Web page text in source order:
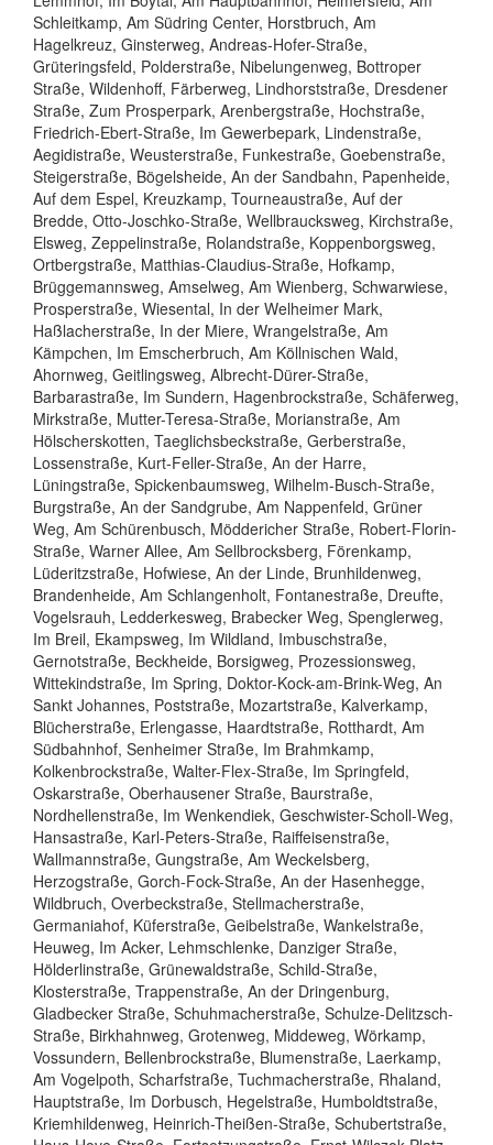
Schleitkamp, Am Südring Center, Horstbruch, Am
Hagelkreuz, Ginsterweg, Andreas-Hofer-Straße,
Grüteringsfeld, Polderstraße, Nibelungenweg, Bottroper
Straße, Wildenhoff, Färberweg, Lindhorststraße, Dresdener
Straße, Zum Prosperpark, Arenbergstraße, Hochstraße,
Friedrich-Ebert-Straße, Im Gewerbepark, Lindenstraße,
Aegidistraße, Weusterstraße, Funkestraße, Goebenstraße,
Steigerstraße, Bögelsheide, An der Sandbahn, Papenheide,
Auf dem Espel, Kreuzkamp, Tourneaustraße, Auf der
Bredde, Otto-Joschko-Straße, Wellbraucksweg, Kirchstraße,
Elsweg, Zeppelinstraße, Rolandstraße, Koppenborgsweg,
Ortbergstraße, Matthias-Claudius-Straße, Hofkamp,
Brüggemannsweg, Amselweg, Am Wienberg, Schwarwiese,
Prosperstraße, Wiesental, In der Welheimer Mark,
Haßlacherstraße, In der Miere, Wrangelstraße, Am
Kämpchen, Im Emscherbruch, Am Köllnischen Wald,
Ahornweg, Geitlingsweg, Albrecht-Dürer-Straße,
Barbarastraße, Im Sundern, Hagenbrockstraße, Schäferweg,
Mirkstraße, Mutter-Teresa-Straße, Morianstraße, Am
Hölscherskotten, Taeglichsbeckstraße, Gerberstraße,
Lossenstraße, Kurt-Feller-Straße, An der Harre,
Lüningstraße, Spickenbaumsweg, Wilhelm-Busch-Straße,
Burgstraße, An der Sandgrube, Am Nappenfeld, Grüner
Weg, Am Schürenbusch, Möddericher Straße, Robert-Florin-
Straße, Warner Allee, Am Sellbrocksberg, Förenkamp,
Lüderitzstraße, Hofwiese, An der Linde, Brunhildenweg,
Brandenheide, Am Schlangenholt, Fontanestraße, Dreufte,
Vogelsrauh, Ledderkesweg, Brabecker Weg, Spenglerweg,
Im Breil, Ekampsweg, Im Wildland, Imbuschstraße,
Gernotstraße, Beckheide, Borsigweg, Prozessionsweg,
Wittekindstraße, Im Spring, Doktor-Kock-am-Brink-Weg, An
Sankt Johannes, Poststraße, Mozartstraße, Kalverkamp,
Blücherstraße, Erlengasse, Haardtstraße, Rotthardt, Am
Südbahnhof, Senheimer Straße, Im Brahmkamp,
Kolkenbrockstraße, Walter-Flex-Straße, Im Springfeld,
Oskarstraße, Oberhausener Straße, Baurstraße,
Nordhellenstraße, Im Wenkendiek, Geschwister-Scholl-Weg,
Hansastraße, Karl-Peters-Straße, Raiffeisenstraße,
Wallmannstraße, Gungstraße, Am Weckelsberg,
Herzogstraße, Gorch-Fock-Straße, An der Hasenhegge,
Wildbruch, Overbeckstraße, Stellmacherstraße,
Germaniahof, Küferstraße, Geibelstraße, Wankelstraße,
Heuweg, Im Acker, Lehmschlenke, Danziger Straße,
Hölderlinstraße, Grünewaldstraße, Schild-Straße,
Klosterstraße, Trappenstraße, An der Dringenburg,
Gladbecker Straße, Schuhmacherstraße, Schulze-Delitzsch-
Straße, Birkhahnweg, Grotenweg, Middeweg, Wörkamp,
Vossundern, Bellenbrockstraße, Blumenstraße, Laerkamp,
Am Vogelpoth, Scharfstraße, Tuchmacherstraße, Rhaland,
Hauptstraße, Im Dorbusch, Hegelstraße, Humboldtstraße,
Kriemhildenweg, Heinrich-Theißen-Straße, Schubertstraße,